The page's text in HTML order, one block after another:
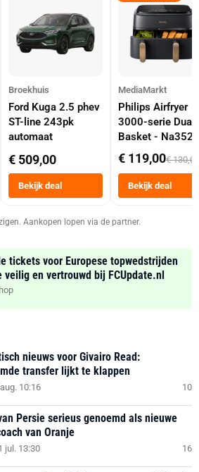
Broekhuis
Ford Kuga 2.5 phev
ST-line 243pk
automaat
€ 509,00
Bekijk deal
MediaMarkt
Philips Airfryer
3000-serie Dual
Basket -
Dubbele Mand 9
Tot 6 Personen
Heteluchtfriteuse
Zwart
€ 119,00€ 130,00
Bekijk deal
Aankopen lopen via de partner.
tickets voor Europese topwedstrijden
veilig en vertrouwd bij FCUpdate.nl
nieuws voor Givairo Read:
transfer lijkt te klappen
10:16 10
Persie serieus genoemd als nieuwe
van Oranje
jul. 13:30 16